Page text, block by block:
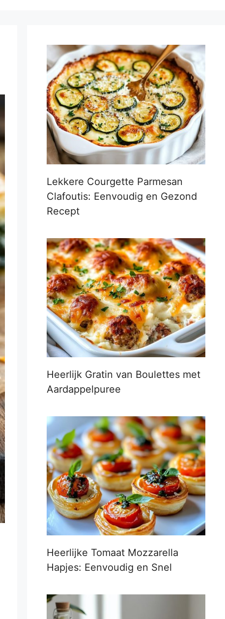
Lekkere Courgette Parmesan
Clafoutis: Eenvoudig en Gezond
Recept
Heerlijk Gratin van Boulettes met
Aardappelpuree
Heerlijke Tomaat Mozzarella
Hapjes: Eenvoudig en Snel